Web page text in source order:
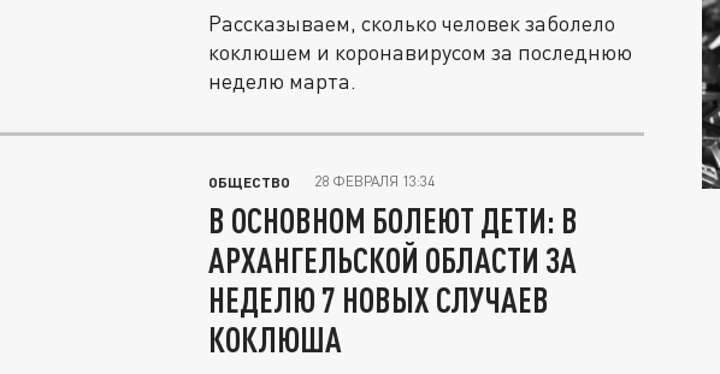
Рассказываем, сколько человек заболело
коклюшем и коронавирусом за последнюю
неделю марта.
ОБЩЕСТВО 28 ФЕВРАЛЯ 13:34
В ОСНОВНОМ БОЛЕЮТ ДЕТИ: В
АРХАНГЕЛЬСКОЙ ОБЛАСТИ ЗА
НЕДЕЛЮ 7 НОВЫХ СЛУЧАЕВ
КОКЛЮША